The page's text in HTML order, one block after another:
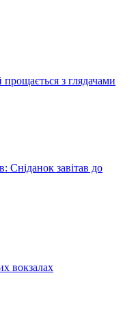
з глядачами
Сніданок завітав до
вокзалах